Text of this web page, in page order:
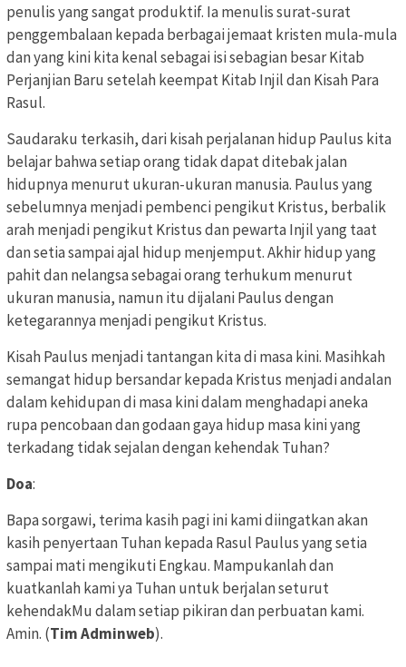
penulis yang sangat produktif. Ia menulis surat-surat
penggembalaan kepada berbagai jemaat kristen mula-mula
dan yang kini kita kenal sebagai isi sebagian besar Kitab
Perjanjian Baru setelah keempat Kitab Injil dan Kisah Para
Rasul.
Saudaraku terkasih, dari kisah perjalanan hidup Paulus kita
belajar bahwa setiap orang tidak dapat ditebak jalan
hidupnya menurut ukuran-ukuran manusia. Paulus yang
sebelumnya menjadi pembenci pengikut Kristus, berbalik
arah menjadi pengikut Kristus dan pewarta Injil yang taat
dan setia sampai ajal hidup menjemput. Akhir hidup yang
pahit dan nelangsa sebagai orang terhukum menurut
ukuran manusia, namun itu dijalani Paulus dengan
ketegarannya menjadi pengikut Kristus.
Kisah Paulus menjadi tantangan kita di masa kini. Masihkah
semangat hidup bersandar kepada Kristus menjadi andalan
dalam kehidupan di masa kini dalam menghadapi aneka
rupa pencobaan dan godaan gaya hidup masa kini yang
terkadang tidak sejalan dengan kehendak Tuhan?
Doa:
Bapa sorgawi, terima kasih pagi ini kami diingatkan akan
kasih penyertaan Tuhan kepada Rasul Paulus yang setia
sampai mati mengikuti Engkau. Mampukanlah dan
kuatkanlah kami ya Tuhan untuk berjalan seturut
kehendakMu dalam setiap pikiran dan perbuatan kami.
Amin. (Tim Adminweb).